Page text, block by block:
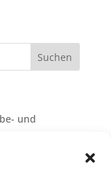
und
bei Streit über